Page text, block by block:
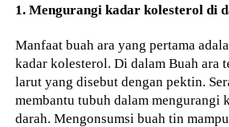
1. Mengurangi kadar kolesterol di
Manfaat buah ara yang pertama
kadar kolesterol. Di dalam Buah ara
larut yang disebut dengan pektin.
membantu tubuh dalam mengurangi
darah. Mengonsumsi buah tin